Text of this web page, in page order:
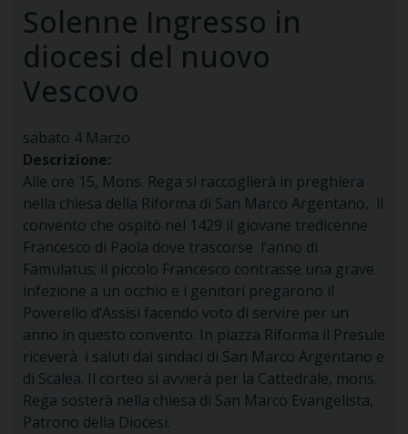
Solenne Ingresso in
diocesi del nuovo
Vescovo
sabato 4 Marzo
Descrizione:
Alle ore 15, Mons. Rega si raccoglierà in preghiera
nella chiesa della Riforma di San Marco Argentano, il
convento che ospitò nel 1429 il giovane tredicenne
Francesco di Paola dove trascorse l’anno di
Famulatus; il piccolo Francesco contrasse una grave
infezione a un occhio e i genitori pregarono il
Poverello d’Assisi facendo voto di servire per un
anno in questo convento. In piazza Riforma il Presule
riceverà i saluti dai sindaci di San Marco Argentano e
di Scalea. Il corteo si avvierà per la Cattedrale, mons.
Rega sosterà nella chiesa di San Marco Evangelista,
Patrono della Diocesi.